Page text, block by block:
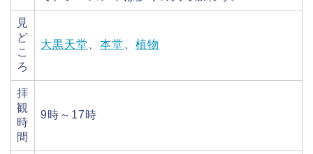
見
ど
こ
ろ
大黒天堂 本堂 植物
拝
観
時
間
9時～17時